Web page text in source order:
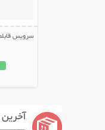
سرویس قابلمه و